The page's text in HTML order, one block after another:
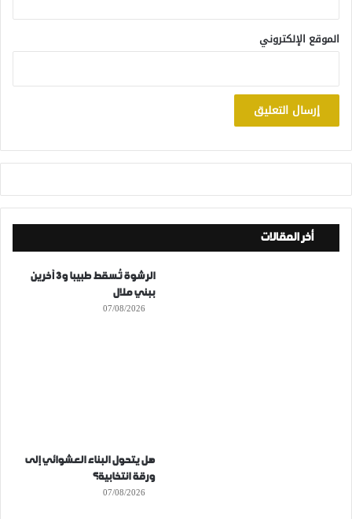
الموقع الإلكتروني
أخر المقالات
الرشوة تُسقط طبيبا و3 آخرين
ببني ملال
07/08/2026
هل يتحول البناء العشوائي إلى
ورقة انتخابية؟
07/08/2026